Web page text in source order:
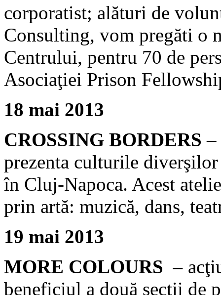
corporatist; alături de
Consulting, vom pregăti o
Centrului, pentru 70 de
Asociaţiei Prison
18 mai 2013
CROSSING BORDERS –
prezenta culturile
în Cluj-Napoca. Acest
prin artă: muzică, dans,
19 mai 2013
MORE COLOURS –
beneficiul a două secţii de